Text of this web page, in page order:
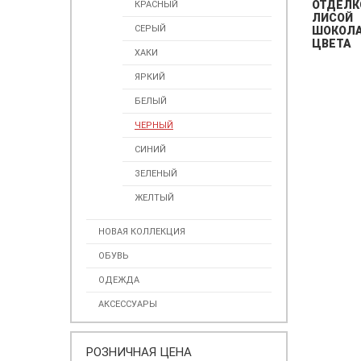
КРАСНЫЙ
СЕРЫЙ
ХАКИ
ЯРКИЙ
БЕЛЫЙ
ЧЕРНЫЙ
СИНИЙ
ЗЕЛЕНЫЙ
ЖЕЛТЫЙ
НОВАЯ КОЛЛЕКЦИЯ
ОБУВЬ
ОДЕЖДА
АКСЕССУАРЫ
РОЗНИЧНАЯ ЦЕНА
ЛИСОЙ
ЦВЕТА